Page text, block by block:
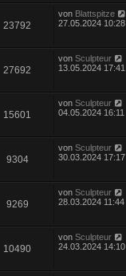
23792
von Blattspitze
27.05.2024 10:28
27692
von Sculpteur
13.05.2024 17:41
15601
von Sculpteur
04.05.2024 16:11
9304
von Sculpteur
30.03.2024 17:17
9269
von Sculpteur
28.03.2024 11:44
10490
von Sculpteur
24.03.2024 14:10